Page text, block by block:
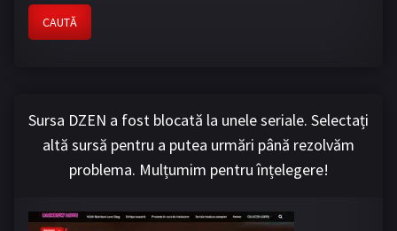
CAUTĂ
Sursa DZEN a fost blocată la unele seriale. Selectați
altă sursă pentru a putea urmări până rezolvăm
problema. Mulțumim pentru înțelegere!